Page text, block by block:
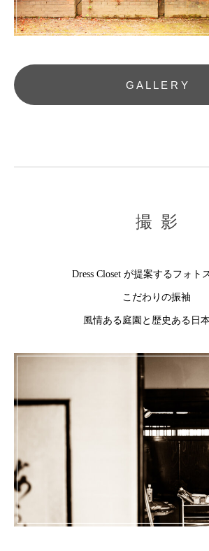
G A L L E R Y
撮 影
Dress Closet が提案するフォト
こだわりの振袖
風情ある庭園と歴史ある日